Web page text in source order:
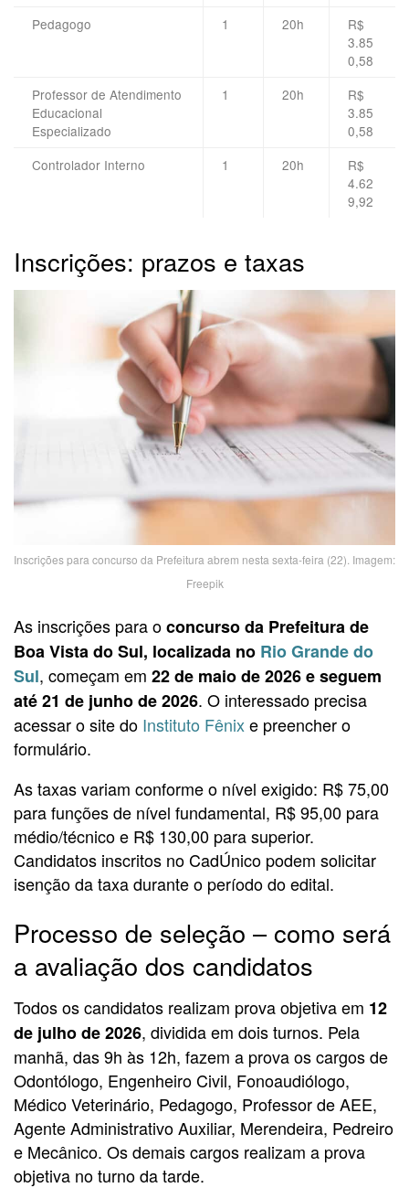
Pedagogo
1 20h
R$
3.85
0,58
Professor de Atendimento
Educacional
Especializado
1 20h
R$
3.85
0,58
Controlador Interno
1 20h
R$
4.62
9,92
Inscrições: prazos e taxas
Inscrições para concurso da Prefeitura abrem nesta sexta-feira (22). Imagem:
Freepik
As inscrições para oconcurso da Prefeitura de
Boa Vista do Sul, localizada no Rio Grande do
Sul, começam em 22 de maio de 2026 e seguem
até 21 de junho de 2026. O interessado precisa
acessar o site do Instituto Fênixe preencher o
formulário.
As taxas variam conforme o nível exigido: R$ 75,00
para funções de nível fundamental, R$ 95,00 para
médio/técnico e R$ 130,00 para superior.
Candidatos inscritos no CadÚnico podem solicitar
isenção da taxa durante o período do edital.
Processo de seleção – como será
a avaliação dos candidatos
Todos os candidatos realizam prova objetiva em 12
de julho de 2026, dividida em dois turnos. Pela
manhã, das 9h às 12h, fazem a prova os cargos de
Odontólogo, Engenheiro Civil, Fonoaudiólogo,
Médico Veterinário, Pedagogo, Professor de AEE,
Agente Administrativo Auxiliar, Merendeira, Pedreiro
e Mecânico. Os demais cargos realizam a prova
objetiva no turno da tarde.